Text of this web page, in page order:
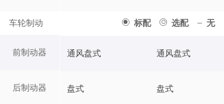
车轮制动 标配 选配 无
前制动器
后制动器
通风盘式 通风盘式
盘式 盘式